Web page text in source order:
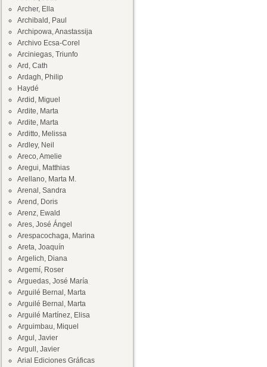
Archer, Ella
Archibald, Paul
Archipowa, Anastassija
Archivo Ecsa-Corel
Arciniegas, Triunfo
Ard, Cath
Ardagh, Philip
Haydé
Ardid, Miguel
Ardite, Marta
Ardite, Marta
Arditto, Melissa
Ardley, Neil
Areco, Amelie
Aregui, Matthias
Arellano, Marta M.
Arenal, Sandra
Arend, Doris
Arenz, Ewald
Ares, José Ángel
Arespacochaga, Marina
Areta, Joaquín
Argelich, Diana
Argemí, Roser
Arguedas, José María
Arguilé Bernal, Marta
Arguilé Bernal, Marta
Arguilé Martínez, Elisa
Arguimbau, Miquel
Argul, Javier
Argull, Javier
Arial Ediciones Gráficas